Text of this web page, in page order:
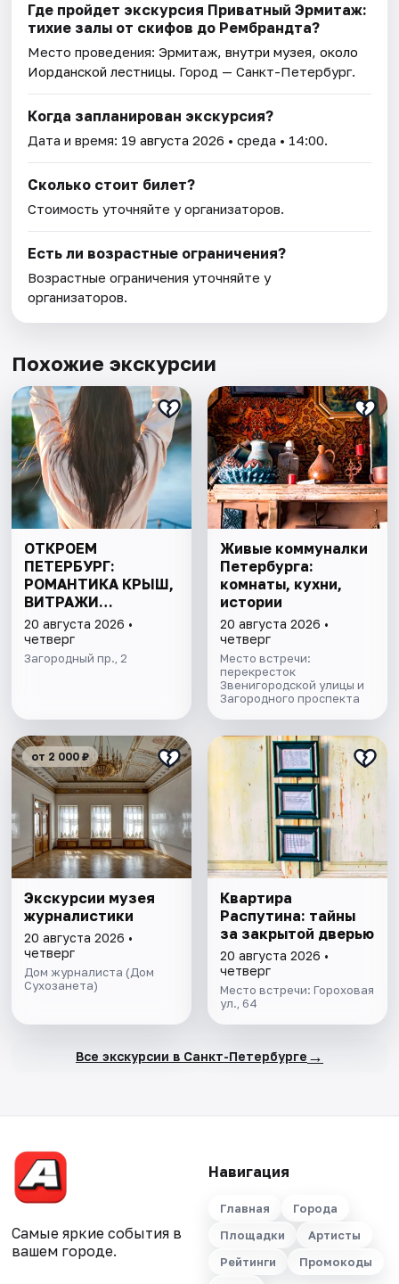
Где пройдет экскурсия Приватный Эрмитаж:
тихие залы от скифов до Рембрандта?
Место проведения:Эрмитаж, внутри музея, около
Иорданской лестницы. Город — Санкт-Петербург.
Когда запланирован экскурсия?
Дата и время: 19 августа 2026 • среда • 14:00.
Сколько стоит билет?
Стоимость уточняйте у организаторов.
Есть ли возрастные ограничения?
Возрастные ограничения уточняйте у
организаторов.
Похожие экскурсии
ОТКРОЕМ
ПЕТЕРБУРГ:
РОМАНТИКА КРЫШ,
ВИТРАЖИ
ПАРАДНЫХ И
ЛАБИРИНТЫ
ДВОРОВ
20 августа 2026 •
четверг
Загородный пр., 2
Живые коммуналки
Петербурга:
комнаты, кухни,
истории
20 августа 2026 •
четверг
Место встречи:
перекресток
Звенигородской улицы и
Загородного проспекта
от 2 000 ₽
Экскурсии музея
журналистики
20 августа 2026 •
четверг
Дом журналиста (Дом
Сухозанета)
Квартира
Распутина: тайны
за закрытой дверью
20 августа 2026 •
четверг
Место встречи: Гороховая
ул., 64
Все экскурсии в Санкт-Петербурге →
Самые яркие события в
вашем городе.
Навигация
Главная
Города
Площадки
Артисты
Рейтинги
Промокоды